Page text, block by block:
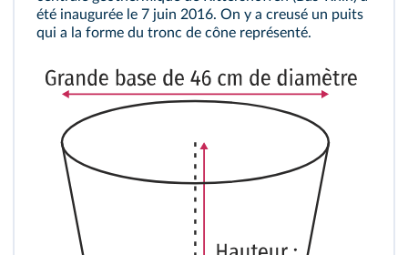
été inaugurée le 7 juin 2016. On y a creusé un puits
qui a la forme du tronc de cône représenté.